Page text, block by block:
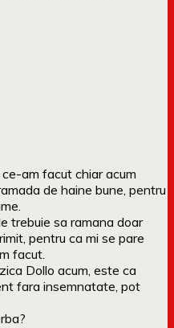
am facut chiar acum
de haine bune, pentru
trebuie sa ramana doar
pentru ca mi se pare
facut.
Dollo acum, este ca
fara insemnatate, pot